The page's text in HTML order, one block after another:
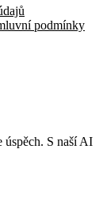
podmínky
S naší AI